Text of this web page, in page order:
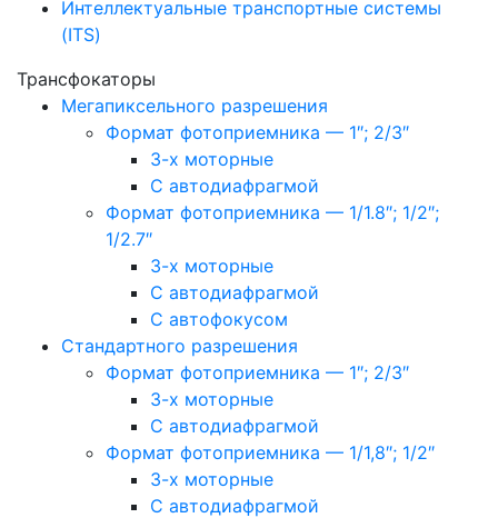
Интеллектуальные транспортные системы
(ITS)
Трансфокаторы
Мегапиксельного разрешения
Формат фотоприемника — 1″; 2/3″
3-х моторные
С автодиафрагмой
Формат фотоприемника — 1/1.8″; 1/2″;
1/2.7″
3-х моторные
С автодиафрагмой
С автофокусом
Стандартного разрешения
Формат фотоприемника — 1″; 2/3″
3-х моторные
С автодиафрагмой
Формат фотоприемника — 1/1,8″; 1/2″
3-х моторные
С автодиафрагмой